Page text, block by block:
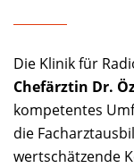
Die Klinik für
Chefärztin Dr.
kompetentes
die
wertschätzende